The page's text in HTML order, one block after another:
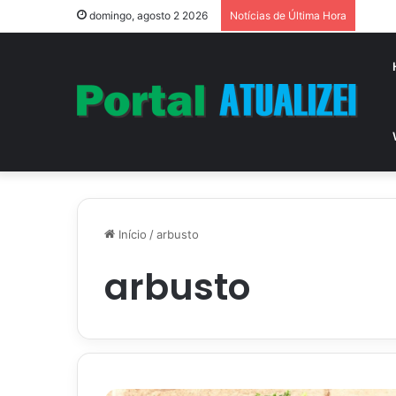
domingo, agosto 2 2026 Notícias de Última Hora
Início /arbusto
arbusto